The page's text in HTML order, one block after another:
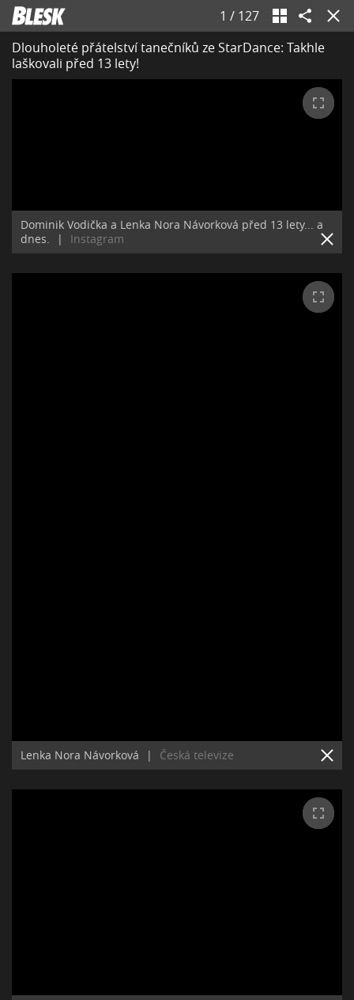
1 / 127
Dlouholeté přátelství tanečníků ze StarDance: Takhle
laškovali před 13 lety!
Dominik Vodička a Lenka Nora Návorková před 13 lety... a
dnes.
| Instagram
Lenka Nora Návorková | Česká televize